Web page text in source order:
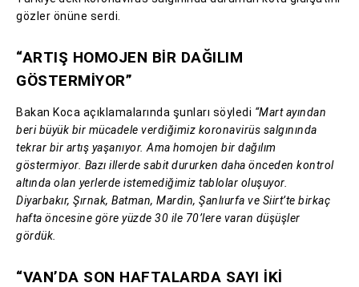
gözler önüne serdi.
“ARTIŞ HOMOJEN BİR DAĞILIM
GÖSTERMİYOR”
Bakan Koca açıklamalarında şunları söyledi “Mart ayından
beri büyük bir mücadele verdiğimiz koronavirüs salgınında
tekrar bir artış yaşanıyor. Ama homojen bir dağılım
göstermiyor. Bazı illerde sabit dururken daha önceden kontrol
altında olan yerlerde istemediğimiz tablolar oluşuyor.
Diyarbakır, Şırnak, Batman, Mardin, Şanlıurfa ve Siirt’te birkaç
hafta öncesine göre yüzde 30 ile 70’lere varan düşüşler
gördük.
“VAN’DA SON HAFTALARDA SAYI İKİ